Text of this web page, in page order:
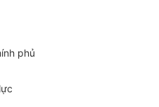
phủ